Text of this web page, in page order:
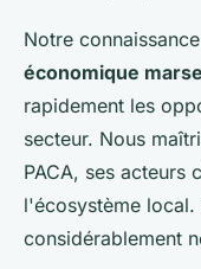
Notre
économique
rapidement les
secteur. Nous
PACA, ses acteurs
l'écosystème
considérablement